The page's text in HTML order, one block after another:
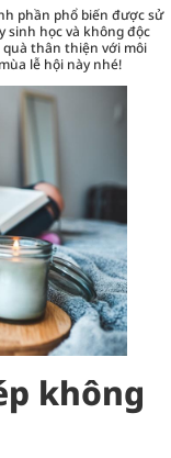
phần phổ biến được sử
sinh học và không độc
thân thiện với môi
lễ hội này nhé!
không